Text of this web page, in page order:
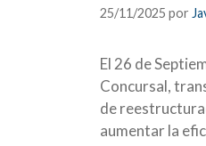
25/11/2025 por
El 26 de
Concursal,
de
aumentar la